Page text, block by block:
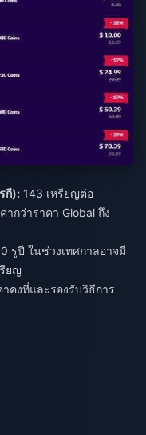
กี): 143 เหรียญต่อ
กว่าราคา Global ถึง
รูปี ในช่วงเทศกาลอาจมี
ยญ
คงที่และรองรับวิธีการ